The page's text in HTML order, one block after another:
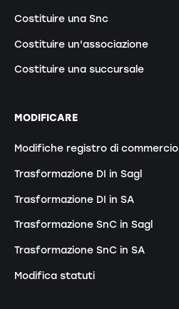
Costituire una Snc
Costituire un'associazione
Costituire una succursale
MODIFICARE
Modifiche registro di commercio
Trasformazione DI in Sagl
Trasformazione DI in SA
Trasformazione SnC in Sagl
Trasformazione SnC in SA
Modifica statuti